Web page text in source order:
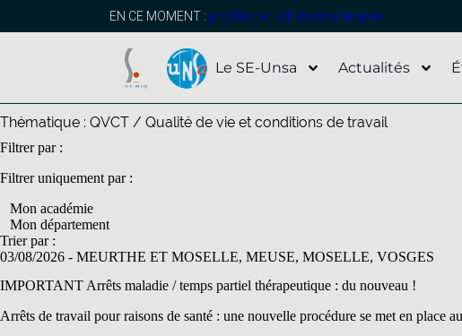
EN CE MOMENT : profitez de l’adhésion anticipée
Le SE-Unsa Actualités
Thématique : QVCT / Qualité de vie et conditions de travail
Filtrer par :
Filtrer uniquement par :
Mon académie
Mon département
Trier par :
03/08/2026 - MEURTHE ET MOSELLE, MEUSE, MOSELLE, VOSGES
IMPORTANT Arrêts maladie / temps partiel thérapeutique : du nouveau !
Arrêts de travail pour raisons de santé : une nouvelle procédure se met en